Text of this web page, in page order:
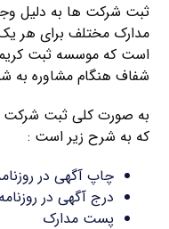
ثبت شرکت ها به دلیل
مدارک مختلف برای هر یک
است که موسسه ثبت
شفاف هنگام مشاوره به
به صورت کلی ثبت شرکت
که به شرح زیر است :
چاپ آگهی در
درج آگهی در روزنامه
پست مدارک